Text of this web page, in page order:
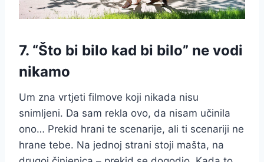
7. “Što bi bilo kad bi bilo” ne vodi
nikamo
Um zna vrtjeti filmove koji nikada nisu
snimljeni. Da sam rekla ovo, da nisam učinila
ono… Prekid hrani te scenarije, ali ti scenariji ne
hrane tebe. Na jednoj strani stoji mašta, na